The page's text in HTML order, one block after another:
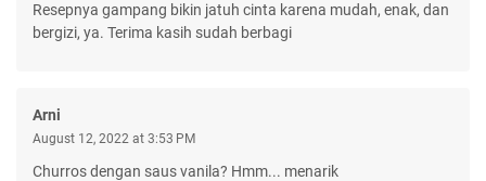
Resepnya gampang bikin jatuh cinta karena mudah, enak, dan
bergizi, ya. Terima kasih sudah berbagi
Arni
August 12, 2022 at 3:53 PM
Churros dengan saus vanila? Hmm... menarik